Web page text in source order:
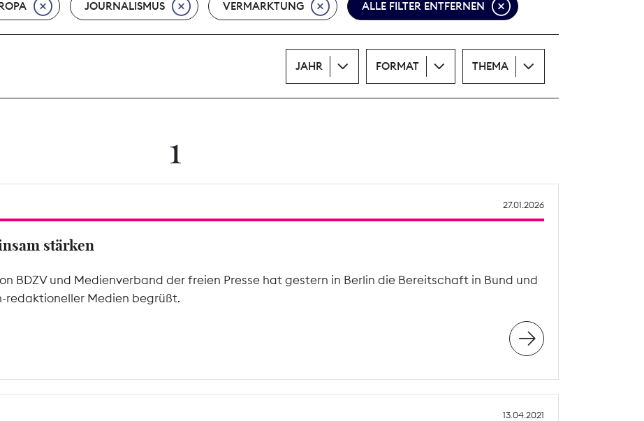
JOURNALISMUS VERMARKTUNG ALLE FILTER ENTFERNEN
JAHR FORMAT THEMA
1
27.01.2026
stärken
BDZV und Medienverband der freien Presse hat gestern in Berlin die Bereitschaft in Bund und
redaktioneller Medien begrüßt.
13.04.2021